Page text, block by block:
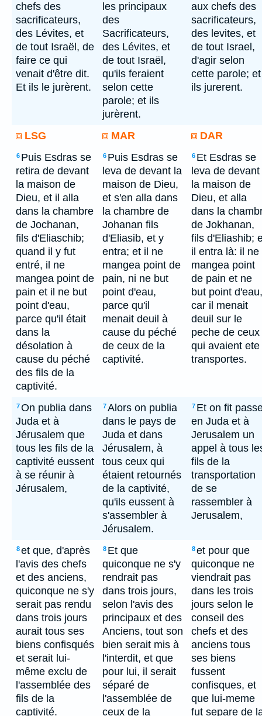
chefs des
sacrificateurs,
des Lévites, et
de tout Israël, de
faire ce qui
venait d'être dit.
Et ils le jurèrent.
les principaux
des
Sacrificateurs,
des Lévites, et
de tout Israël,
qu'ils feraient
selon cette
parole; et ils
jurèrent.
aux chefs des
sacrificateurs,
des levites, et
de tout Israel,
d'agir selon
cette parole; et
ils jurerent.
LSG MAR DAR
6 Puis Esdras se
retira de devant
la maison de
Dieu, et il alla
dans la chambre
de Jochanan,
fils d'Eliaschib;
quand il y fut
entré, il ne
mangea point de
pain et il ne but
point d'eau,
parce qu'il était
dans la
désolation à
cause du péché
des fils de la
captivité.
6 Puis Esdras se
leva de devant la
maison de Dieu,
et s'en alla dans
la chambre de
Johanan fils
d'Eliasib, et y
entra; et il ne
mangea point de
pain, ni ne but
point d'eau,
parce qu'il
menait deuil à
cause du péché
de ceux de la
captivité.
6 Et Esdras se
leva de devant
la maison de
Dieu, et alla
dans la
de Jokhanan,
fils d'Eliashib;
il entra là: il ne
mangea point
de pain et ne
but point d'eau,
car il menait
deuil sur le
peche de ceux
qui avaient ete
transportes.
7On publia dans
Juda et à
Jérusalem que
tous les fils de la
captivité eussent
à se réunir à
Jérusalem,
7Alors on publia
dans le pays de
Juda et dans
Jérusalem, à
tous ceux qui
étaient retournés
de la captivité,
qu'ils eussent à
s'assembler à
Jérusalem.
7 Et on fit
en Juda et à
Jerusalem un
appel à tous
fils de la
transportation
de se
rassembler à
Jerusalem,
8et que, d'après
l'avis des chefs
et des anciens,
quiconque ne s'y
serait pas rendu
dans trois jours
aurait tous ses
biens confisqués
et serait lui-
même exclu de
l'assemblée des
fils de la
captivité.
8 Et que
quiconque ne s'y
rendrait pas
dans trois jours,
selon l'avis des
principaux et des
Anciens, tout son
bien serait mis à
l'interdit, et que
pour lui, il serait
séparé de
l'assemblée de
ceux de la
8et pour que
quiconque ne
viendrait pas
dans les trois
jours selon le
conseil des
chefs et des
anciens tous
ses biens
fussent
confisques, et
que lui-meme
fut separe de